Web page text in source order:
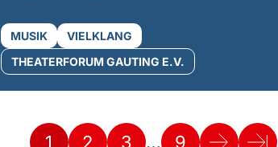
MUSIK
VIELKLANG
THEATERFORUM GAUTING E.V.
1 2 3 … 9